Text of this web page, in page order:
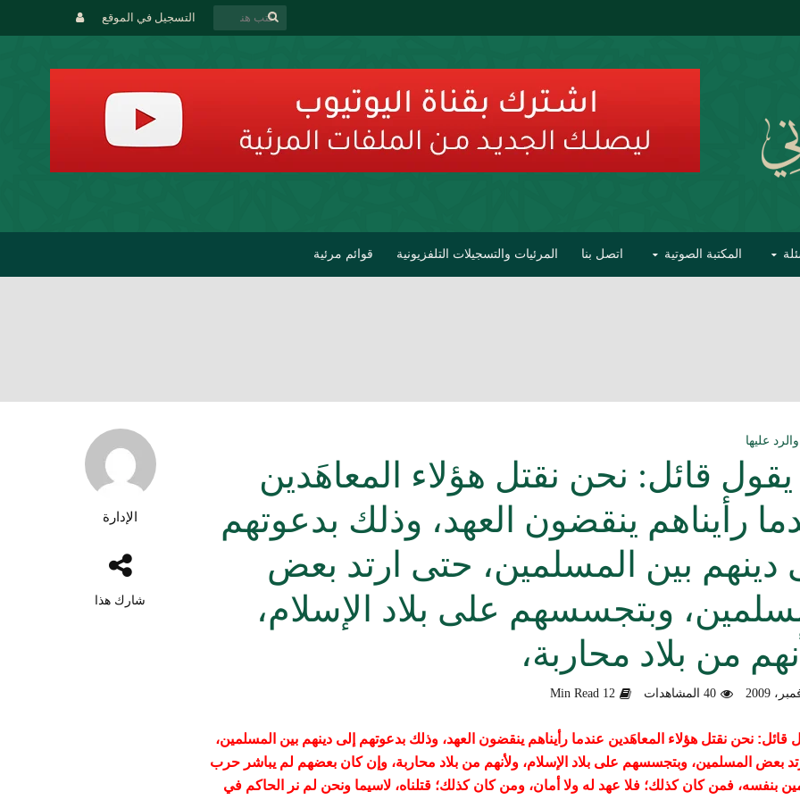
التسجيل في الموقع
المكتبة الصوتية اتصل بنا المرئيات والتسجيلات التلفزيونية قوائم مرئية
العمل الدعوي بين علماء ودعاة اليمن (صوت)
الحديثية للشيخ المحدث أبي الحسن السليماني
الإرهابي
الألباني رحمه الله من أخطاء الجماعات الإسلامية
في التعامل مع المخالف – صوت
صادق بن محمد البيضاني حول فَهْمِهِ كلامي عن تنظيم القاعدة
الإدارة
شارك هذا
عليها
قائل: نحن نقتل هؤلاء المعاهَدين
رأيناهم ينقضون العهد، وذلك بدعوتهم
دينهم بين المسلمين، حتى ارتد بعض
وبتجسسهم على بلاد الإسلام،
من بلاد محاربة،
40 المشاهدات 12 Min Read
قائل: نحن نقتل هؤلاء المعاهَدين عندما رأيناهم ينقضون العهد، وذلك بدعوتهم إلى دينهم بين المسلمين،
بعض المسلمين، وبتجسسهم على بلاد الإسلام، ولأنهم من بلاد محاربة، وإن كان بعضهم لم يباشر حرب
بنفسه، فمن كان كذلك؛ فلا عهد له ولا أمان، ومن كان كذلك؛ قتلناه، لاسيما ونحن لم نر الحاكم في